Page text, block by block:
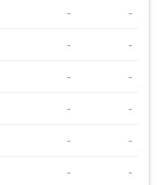
- -
- -
- -
- -
- -
- -